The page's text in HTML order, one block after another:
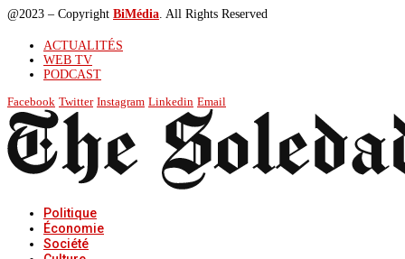
@2023 – Copyright BiMédia . All Rights Reserved
ACTUALITÉS
WEB TV
PODCAST
Facebook Twitter Instagram Linkedin Email
Politique
Économie
Société